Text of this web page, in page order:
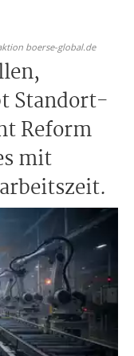
boerse-global.de
Standort-
Reform
mit